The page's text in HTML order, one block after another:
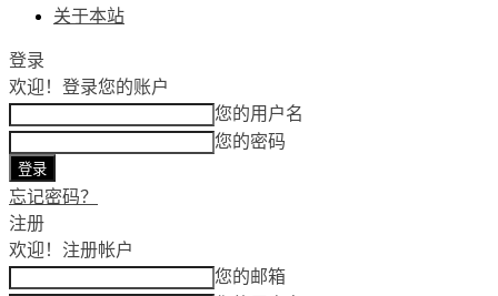
关于本站
登录
欢迎！ 登录您的账户
您的用户名
您的密码
忘记密码？
注册
欢迎！ 注册帐户
您的邮箱